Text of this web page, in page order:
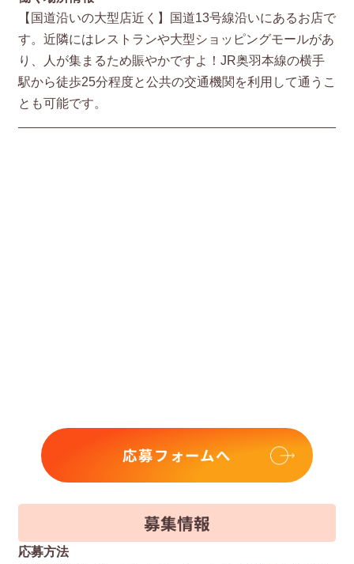
【国道沿いの大型店近く】国道13号線沿いにあるお店で
す。近隣にはレストランや大型ショッピングモールがあ
り、人が集まるため賑やかですよ！JR奥羽本線の横手
駅から徒歩25分程度と公共の交通機関を利用して通うこ
とも可能です。
応募フォームへ
募集情報
応募方法